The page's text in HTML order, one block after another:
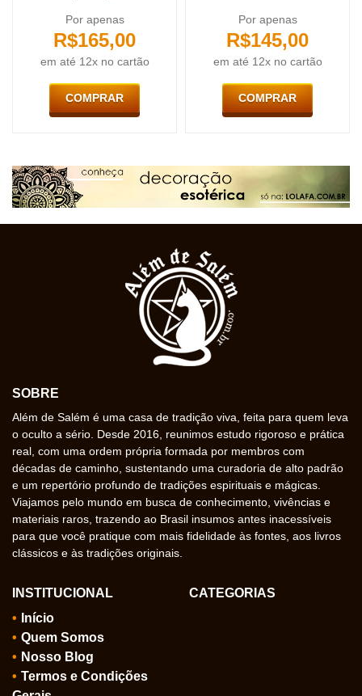
Por apenas
R$165,00
em até 12x no cartão
COMPRAR
Por apenas
R$145,00
em até 12x no cartão
COMPRAR
SOBRE
Além de Salém é uma casa de tradição viva, feita para quem leva
o oculto a sério. Desde 2016, reunimos estudo rigoroso e prática
real, com uma ordem própria formada por membros com
décadas de caminho, sustentando uma curadoria de alto padrão
e um repertório profundo de tradições espirituais e mágicas.
Viajamos pelo mundo em busca de conhecimento, vivências e
materiais raros, trazendo ao Brasil insumos antes inacessíveis
para que você pratique com mais fidelidade às fontes, aos livros
clássicos e às tradições originais.
INSTITUCIONAL
Início
Quem Somos
Nosso Blog
Termos e Condições
CATEGORIAS